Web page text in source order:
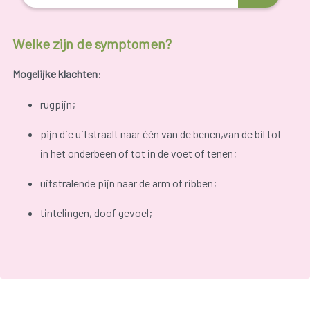
Welke zijn de symptomen?
Mogelijke klachten:
rugpijn;
pijn die uitstraalt naar één van de benen,van de bil tot
in het onderbeen of tot in de voet of tenen;
uitstralende pijn naar de arm of ribben;
tintelingen, doof gevoel;